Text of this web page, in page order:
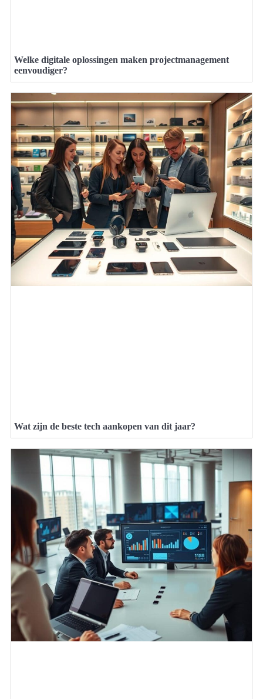
Welke digitale oplossingen maken projectmanagement
eenvoudiger?
Wat zijn de beste tech aankopen van dit jaar?